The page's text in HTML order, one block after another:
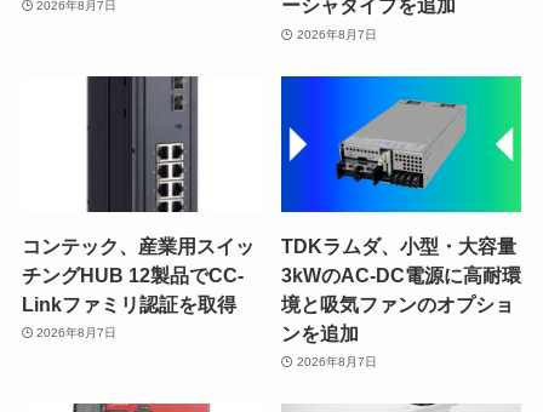
2026年8月7日
ーシャタイプを追加
2026年8月7日
コンテック、産業用スイッ
チングHUB 12製品でCC-
Linkファミリ認証を取得
2026年8月7日
TDKラムダ、小型・大容量
3kWのAC-DC電源に高耐環
境と吸気ファンのオプショ
ンを追加
2026年8月7日